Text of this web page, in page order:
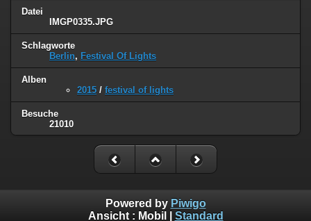
Datei
IMGP0335.JPG
Schlagworte
Berlin, Festival Of Lights
Alben
2015 / festival of lights
Besuche
21010
Powered by Piwigo
Ansicht : Mobil Standard